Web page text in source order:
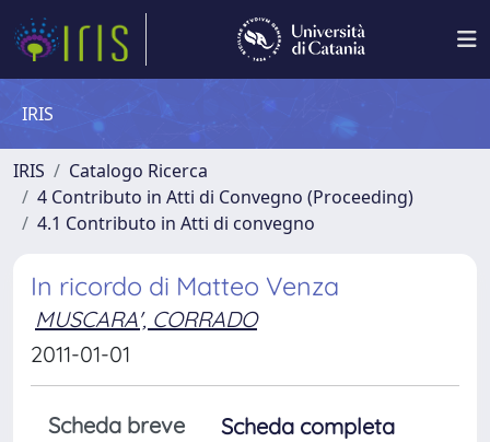
IRIS
IRIS
Catalogo Ricerca
4 Contributo in Atti di Convegno (Proceeding)
4.1 Contributo in Atti di convegno
In ricordo di Matteo Venza
MUSCARA', CORRADO
2011-01-01
Scheda breve
Scheda completa